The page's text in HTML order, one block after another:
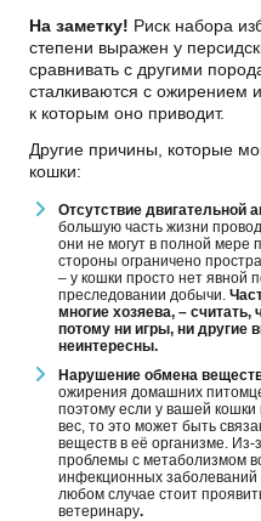
На заметку! Риск набора
степени выражен у
сравнивать с другими
сталкиваются с ожирением
к которым оно приводит.
Другие причины, которые
кошки:
Отсутствие двигательной
большую часть жизни
они не могут в полной мере
стороны ограничено
– у кошки просто нет явной
преследовании добычи.
многие хозяева, –
потому ни игры, ни другие
неинтересны.
Нарушение обмена
ожирения домашних
поэтому если у вашей кошки
вес, то это может быть
веществ в её организме. Из-
проблемы с метаболизмом
инфекционных заболеваний
любом случае стоит
ветеринару.